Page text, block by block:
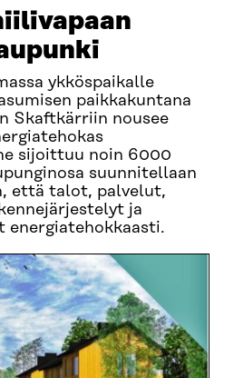
ykköspaikalle
paikkakuntana
Skaftkärriin nousee
sijoittuu noin 6000
suunnitellaan
että talot, palvelut,
ja